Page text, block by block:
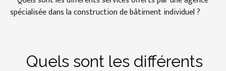
spécialisée dans la construction de bâtiment individuel ?
Quels sont les différents